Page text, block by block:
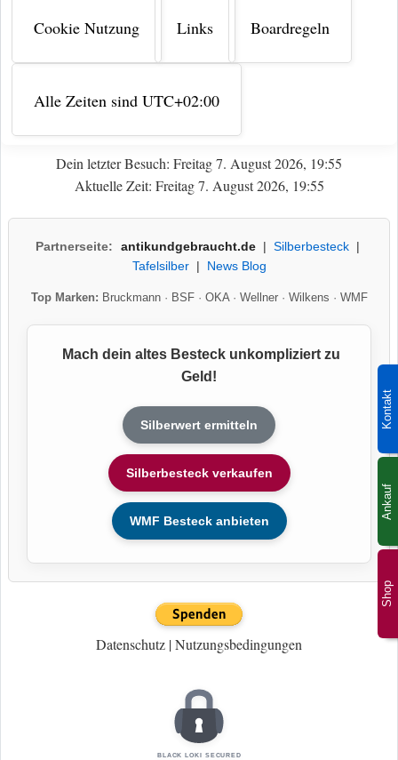
Shop
Kontakt
Ankauf
Cookie Nutzung Links Boardregeln
Alle Zeiten sind UTC+02:00
Dein letzter Besuch: Freitag 7. August 2026, 19:55
Aktuelle Zeit: Freitag 7. August 2026, 19:55
Partnerseite: antikundgebraucht.de| Silberbesteck|
Tafelsilber| News Blog
Top Marken: Bruckmann· BSF· OKA· Wellner· Wilkens · WMF
Mach dein altes Besteck unkompliziert zu
Geld!
Silberwert ermitteln
Silberbesteck verkaufen
WMF Besteck anbieten
Datenschutz |Nutzungsbedingungen
BLACK LOKI SECURED